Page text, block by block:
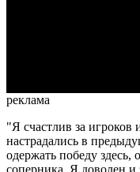
реклама
"Я счастлив за игроков
настрадались в
одержать победу здесь,